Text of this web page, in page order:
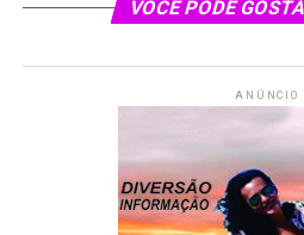
NOTÍCIAS RELACIONADAS:
Primavera chegou: “A Caverna
temporada nesta quinta-feira
Temporada de 2025 do
novidades, com a estreia de
Renata Kuerten e nova direção
VOCÊ PODE
ANÚNCIO